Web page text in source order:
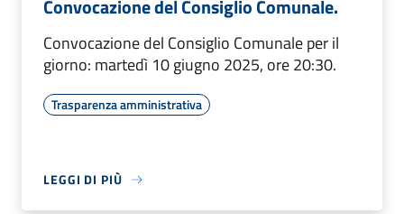
Convocazione del Consiglio Comunale.
Convocazione del Consiglio Comunale per il
giorno: martedì 10 giugno 2025, ore 20:30.
Trasparenza amministrativa
LEGGI DI PIÙ